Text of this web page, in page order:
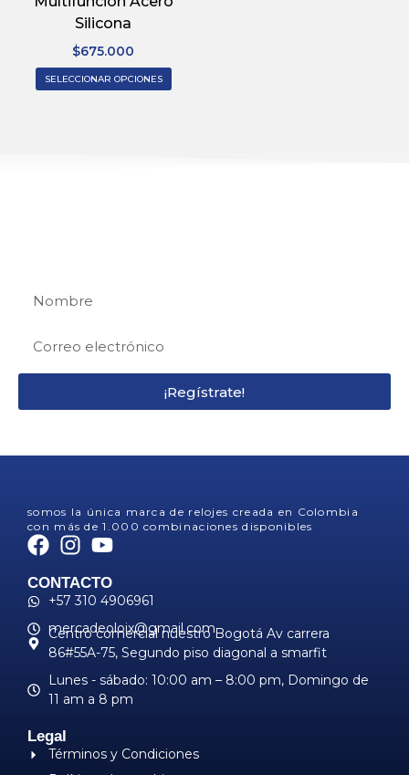
Silicona
$675.000
SELECCIONAR OPCIONES
¡Regístrate!
somos la única marca de relojes creada en Colombia
con más de 1.000 combinaciones disponibles
CONTACTO
+57 310 4906961
mercadeoloix@gmail.com
Centro comercial nuestro Bogotá Av carrera
86#55A-75, Segundo piso diagonal a smarfit
Lunes - sábado: 10:00 am – 8:00 pm, ​Domingo de
11 am a 8 pm
Legal
Términos y Condiciones